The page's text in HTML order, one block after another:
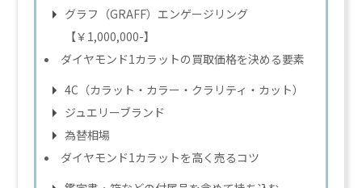
グラフ（GRAFF）エンゲージリング
【￥1,000,000-】
ダイヤモンド1カラットの買取価格を決める要素
4C（カラット・カラー・クラリティ・カット）
ジュエリーブランド
為替相場
ダイヤモンド1カラットを高く売るコツ